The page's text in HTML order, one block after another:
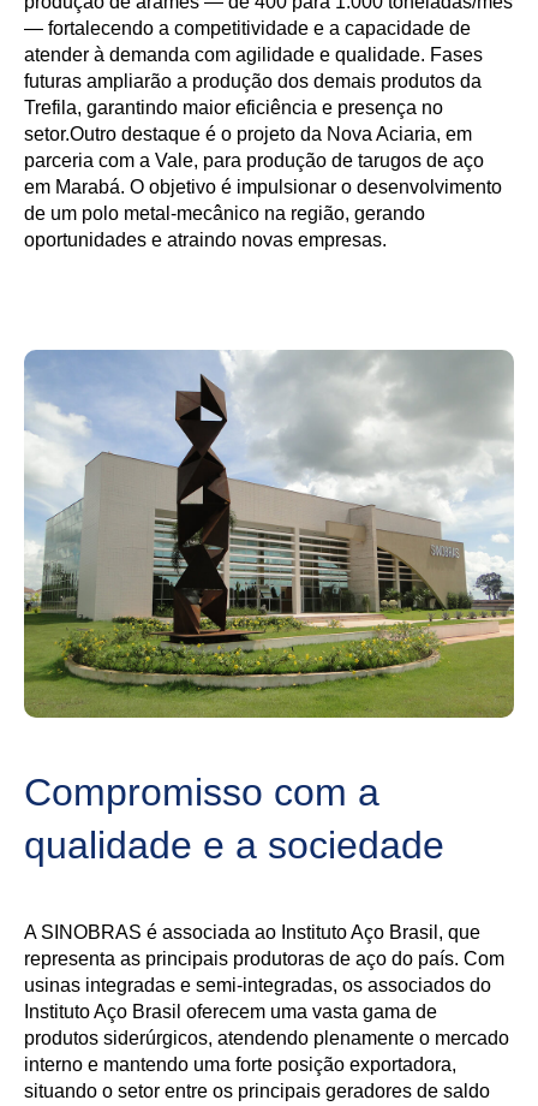
— fortalecendo a competitividade e a capacidade de
atender à demanda com agilidade e qualidade. Fases
futuras ampliarão a produção dos demais produtos da
Trefila, garantindo maior eficiência e presença no
setor.Outro destaque é o projeto da Nova Aciaria, em
parceria com a Vale, para produção de tarugos de aço
em Marabá. O objetivo é impulsionar o desenvolvimento
de um polo metal-mecânico na região, gerando
oportunidades e atraindo novas empresas.
Compromisso com a
qualidade e a sociedade
A SINOBRAS é associada ao Instituto Aço Brasil, que
representa as principais produtoras de aço do país. Com
usinas integradas e semi-integradas, os associados do
Instituto Aço Brasil oferecem uma vasta gama de
produtos siderúrgicos, atendendo plenamente o mercado
interno e mantendo uma forte posição exportadora,
situando o setor entre os principais geradores de saldo